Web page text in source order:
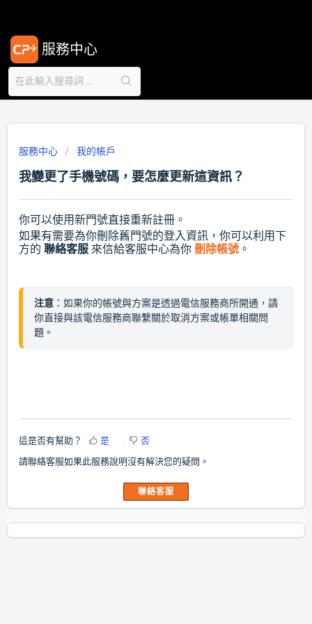
服務中心
服務中心 我的帳戶
我變更了手機號碼，要怎麼更新這資訊？
你可以使用新門號直接重新註冊。
如果有需要為你刪除舊門號的登入資訊，你可以利用下
方的 聯絡客服 來信給客服中心為你 刪除帳號 。
注意 ：如果你的帳號與方案是透過電信服務商所開通，請
你直接與該電信服務商聯繫關於取消方案或帳單相關問
題。
這是否有幫助？ 是 否
請聯絡客服如果此服務說明沒有解決您的疑問。